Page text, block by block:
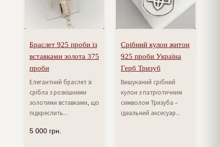
Браслет 925 проби із
вставками золота 375
проби
Елегантний браслет зі
срібла з розкішними
золотими вставками, що
підкреслить...
5 000 грн.
Срібний кулон житон
925 проби Україна
Герб Тризуб
Вишуканий срібний
кулон з патріотичним
символом Тризуба –
ідеальний аксесуар...